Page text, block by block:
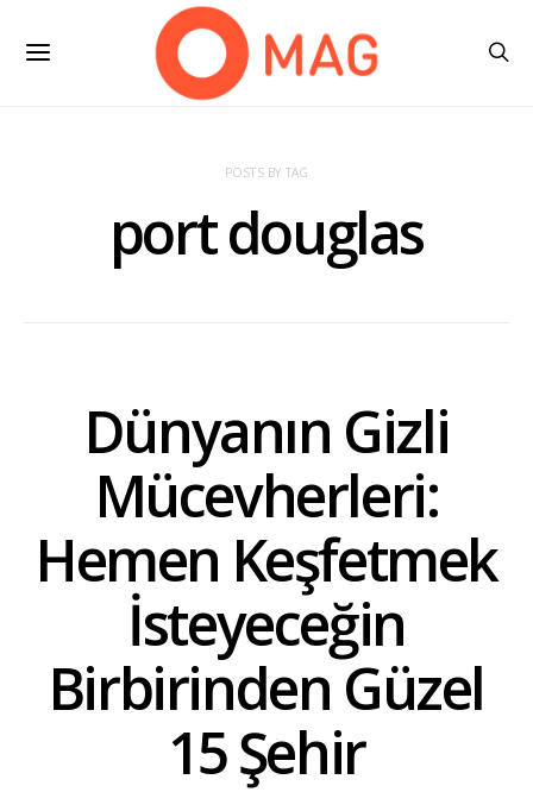
POSTS BY TAG
port douglas
Dünyanın Gizli
Mücevherleri:
Hemen Keşfetmek
İsteyeceğin
Birbirinden Güzel
15 Şehir